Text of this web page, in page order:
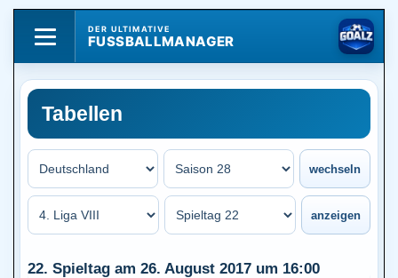
DER ULTIMATIVE
FUSSBALLMANAGER
Tabellen
22. Spieltag am 26. August 2017 um 16:00